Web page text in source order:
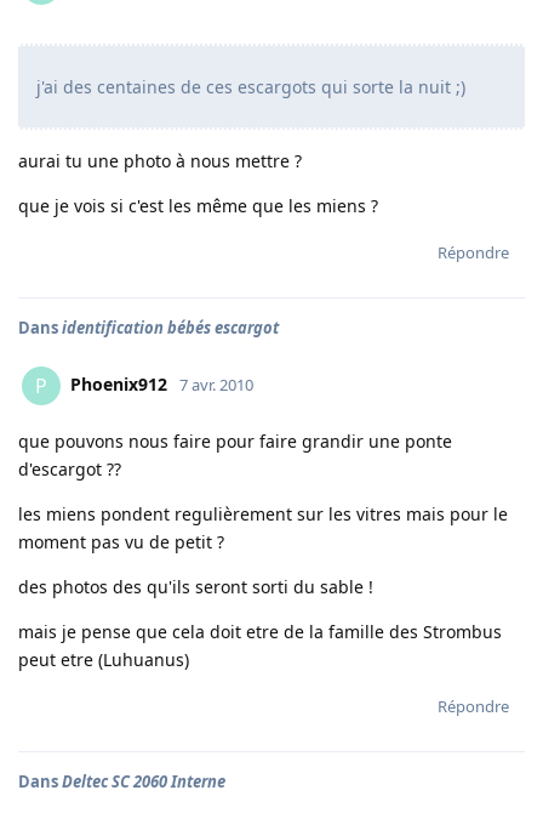
j'ai des centaines de ces escargots qui sorte la nuit ;)
aurai tu une photo à nous mettre ?
que je vois si c'est les même que les miens ?
Répondre
Dansidentification bébés escargot
P Phoenix912 7 avr. 2010
que pouvons nous faire pour faire grandir une ponte
d'escargot ??
les miens pondent regulièrement sur les vitres mais pour le
moment pas vu de petit ?
des photos des qu'ils seront sorti du sable !
mais je pense que cela doit etre de la famille des Strombus
peut etre (Luhuanus)
Répondre
DansDeltec SC 2060 Interne